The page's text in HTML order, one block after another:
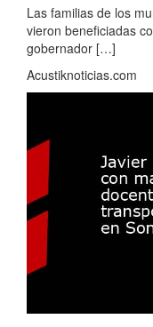
Las familias de los
vieron beneficiadas
gobernador […]
Acustiknoticias.com